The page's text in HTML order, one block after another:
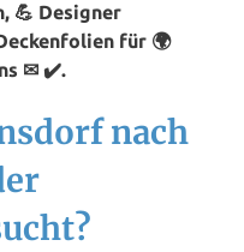
💪 Designer
für 🌍
✉ ✔️.
nach